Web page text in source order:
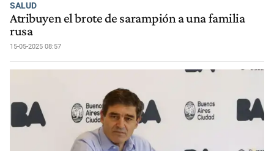
SALUD
Atribuyen el brote de sarampión a una familia
rusa
15-05-2025 08:57